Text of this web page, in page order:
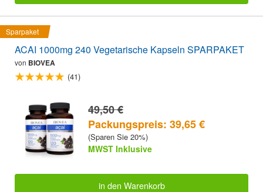
Sparpaket
ACAI 1000mg 240 Vegetarische Kapseln SPARPAKET
von BIOVEA
(41)
49,50 €
Packungspreis: 39,65 €
(Sparen Sie 20%)
MWST Inklusive
in den Warenkorb